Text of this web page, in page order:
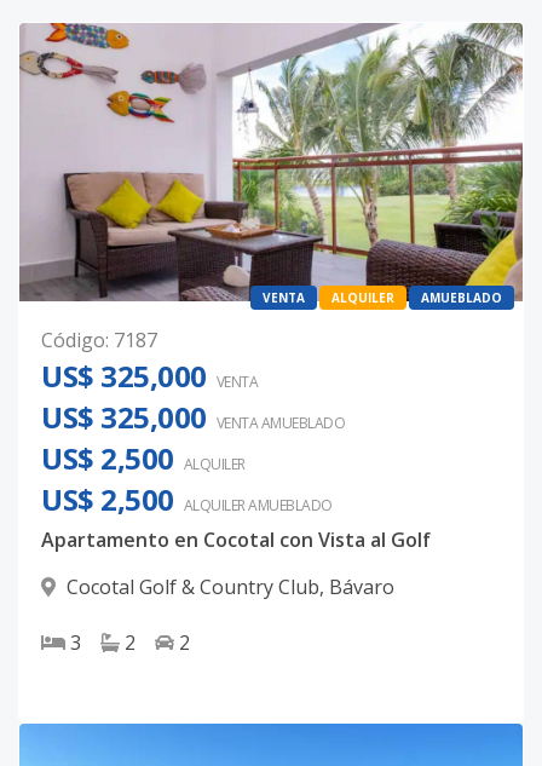
VENTA ALQUILER AMUEBLADO
Código: 7187
US$ 325,000 VENTA
US$ 325,000 VENTA AMUEBLADO
US$ 2,500 ALQUILER
US$ 2,500 ALQUILERAMUEBLADO
Apartamento en Cocotal con Vista al Golf
Cocotal Golf & Country Club, Bávaro
3 2 2